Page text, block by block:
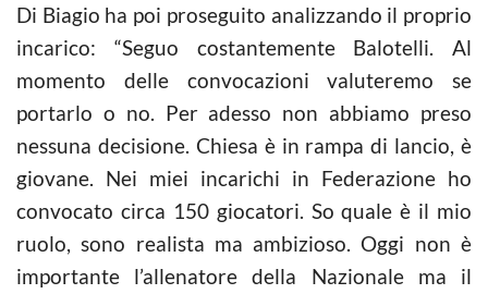
Di Biagio ha poi proseguito analizzando il proprio
incarico: “Seguo costantemente Balotelli. Al
momento delle convocazioni valuteremo se
portarlo o no. Per adesso non abbiamo preso
nessuna decisione. Chiesa è in rampa di lancio, è
giovane. Nei miei incarichi in Federazione ho
convocato circa 150 giocatori. So quale è il mio
ruolo, sono realista ma ambizioso. Oggi non è
importante l’allenatore della Nazionale ma il